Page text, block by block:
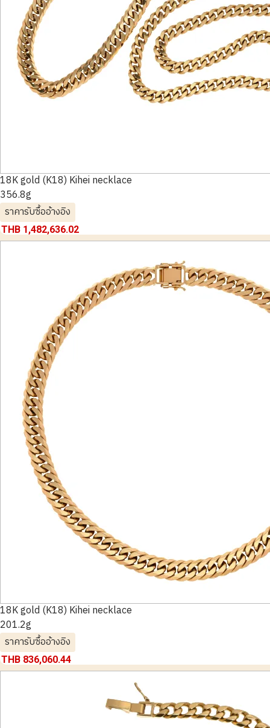
18K gold (K18) Kihei necklace
356.8g
ราคารับซื้ออ้างอิง
THB 1,482,636.02
18K gold (K18) Kihei necklace
201.2g
ราคารับซื้ออ้างอิง
THB 836,060.44